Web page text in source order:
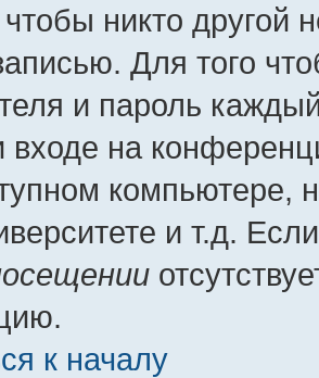
чтобы никто другой
Для того
и пароль
входе на
компьютере,
и т.д.
к началу